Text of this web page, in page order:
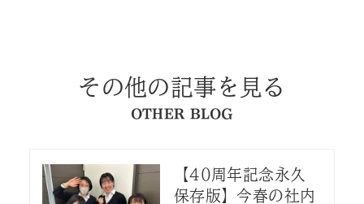
その他の記事を見る
OTHER BLOG
【40周年記念永久
保存版】今春の社内